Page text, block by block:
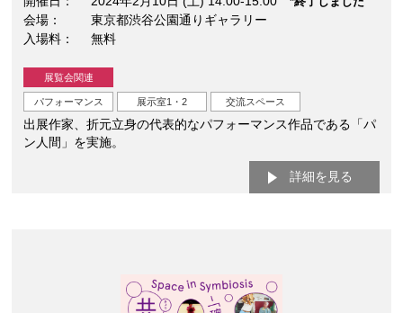
会場
東京都渋谷公園通りギャラリー
入場料
無料
展覧会関連
パフォーマンス 展示室1・2 交流スペース
出展作家、折元立身の代表的なパフォーマンス作品である「パ
ン人間」を実施。
詳細を見る